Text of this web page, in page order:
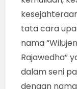
tata cara
nama
Rajawedha”
dalam seni
dengan nama